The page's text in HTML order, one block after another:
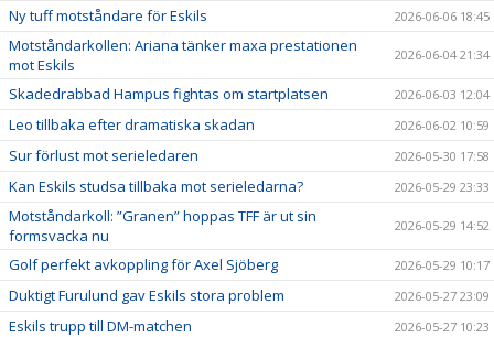
Ny tuff motståndare för Eskils 2026-06-06 18:45
Motståndarkollen: Ariana tänker maxa prestationen
mot Eskils
2026-06-04 21:34
Skadedrabbad Hampus fightas om startplatsen 2026-06-03 12:04
Leo tillbaka efter dramatiska skadan 2026-06-02 10:59
Sur förlust mot serieledaren 2026-05-30 17:58
Kan Eskils studsa tillbaka mot serieledarna? 2026-05-29 23:33
Motståndarkoll: ”Granen” hoppas TFF är ut sin
formsvacka nu
2026-05-29 14:52
Golf perfekt avkoppling för Axel Sjöberg 2026-05-29 10:17
Duktigt Furulund gav Eskils stora problem 2026-05-27 23:09
Eskils trupp till DM-matchen 2026-05-27 10:23